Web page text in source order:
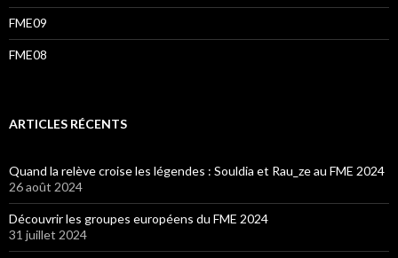
FME09
FME08
ARTICLES RÉCENTS
Quand la relève croise les légendes : Souldia et Rau_ze au FME 2024
26 août 2024
Découvrir les groupes européens du FME 2024
31 juillet 2024